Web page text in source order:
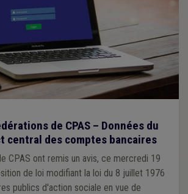
de CPAS – Données du
central des comptes bancaires
CPAS ont remis un avis, ce mercredi 19
de loi modifiant la loi du 8 juillet 1976
publics d'action sociale en vue de